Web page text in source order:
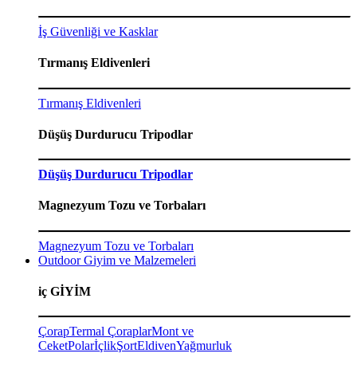
İş Güvenliği ve Kasklar
Tırmanış Eldivenleri
Tırmanış Eldivenleri
Düşüş Durdurucu Tripodlar
Düşüş Durdurucu Tripodlar
Magnezyum Tozu ve Torbaları
Magnezyum Tozu ve Torbaları
Outdoor Giyim ve Malzemeleri
iç GİYİM
ÇorapTermal ÇoraplarMont ve
CeketPolarİçlikŞortEldivenYağmurluk